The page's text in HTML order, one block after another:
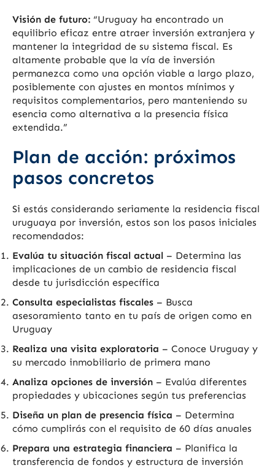
Visión de futuro: “Uruguay ha encontrado un
equilibrio eficaz entre atraer inversión extranjera y
mantener la integridad de su sistema fiscal. Es
altamente probable que la vía de inversión
permanezca como una opción viable a largo plazo,
posiblemente con ajustes en montos mínimos y
requisitos complementarios, pero manteniendo su
esencia como alternativa a la presencia física
extendida.”
Plan de acción: próximos
pasos concretos
Si estás considerando seriamente la residencia fiscal
uruguaya por inversión, estos son los pasos iniciales
recomendados:
Evalúa tu situación fiscal actual – Determina las
implicaciones de un cambio de residencia fiscal
desde tu jurisdicción específica
Consulta especialistas fiscales – Busca
asesoramiento tanto en tu país de origen como en
Uruguay
Realiza una visita exploratoria – Conoce Uruguay y
su mercado inmobiliario de primera mano
Analiza opciones de inversión – Evalúa diferentes
propiedades y ubicaciones según tus preferencias
Diseña un plan de presencia física – Determina
cómo cumplirás con el requisito de 60 días anuales
Prepara una estrategia financiera – Planifica la
transferencia de fondos y estructura de inversión